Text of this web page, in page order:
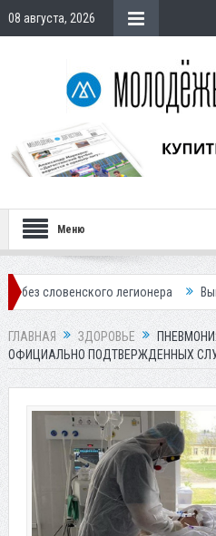
08 августа, 2026
Меню
легионера Вынесен
ГЛАВНАЯ ЗДОРОВЬЕ
ОФИЦИАЛЬНО ПОДТВЕРЖДЕННЫХ